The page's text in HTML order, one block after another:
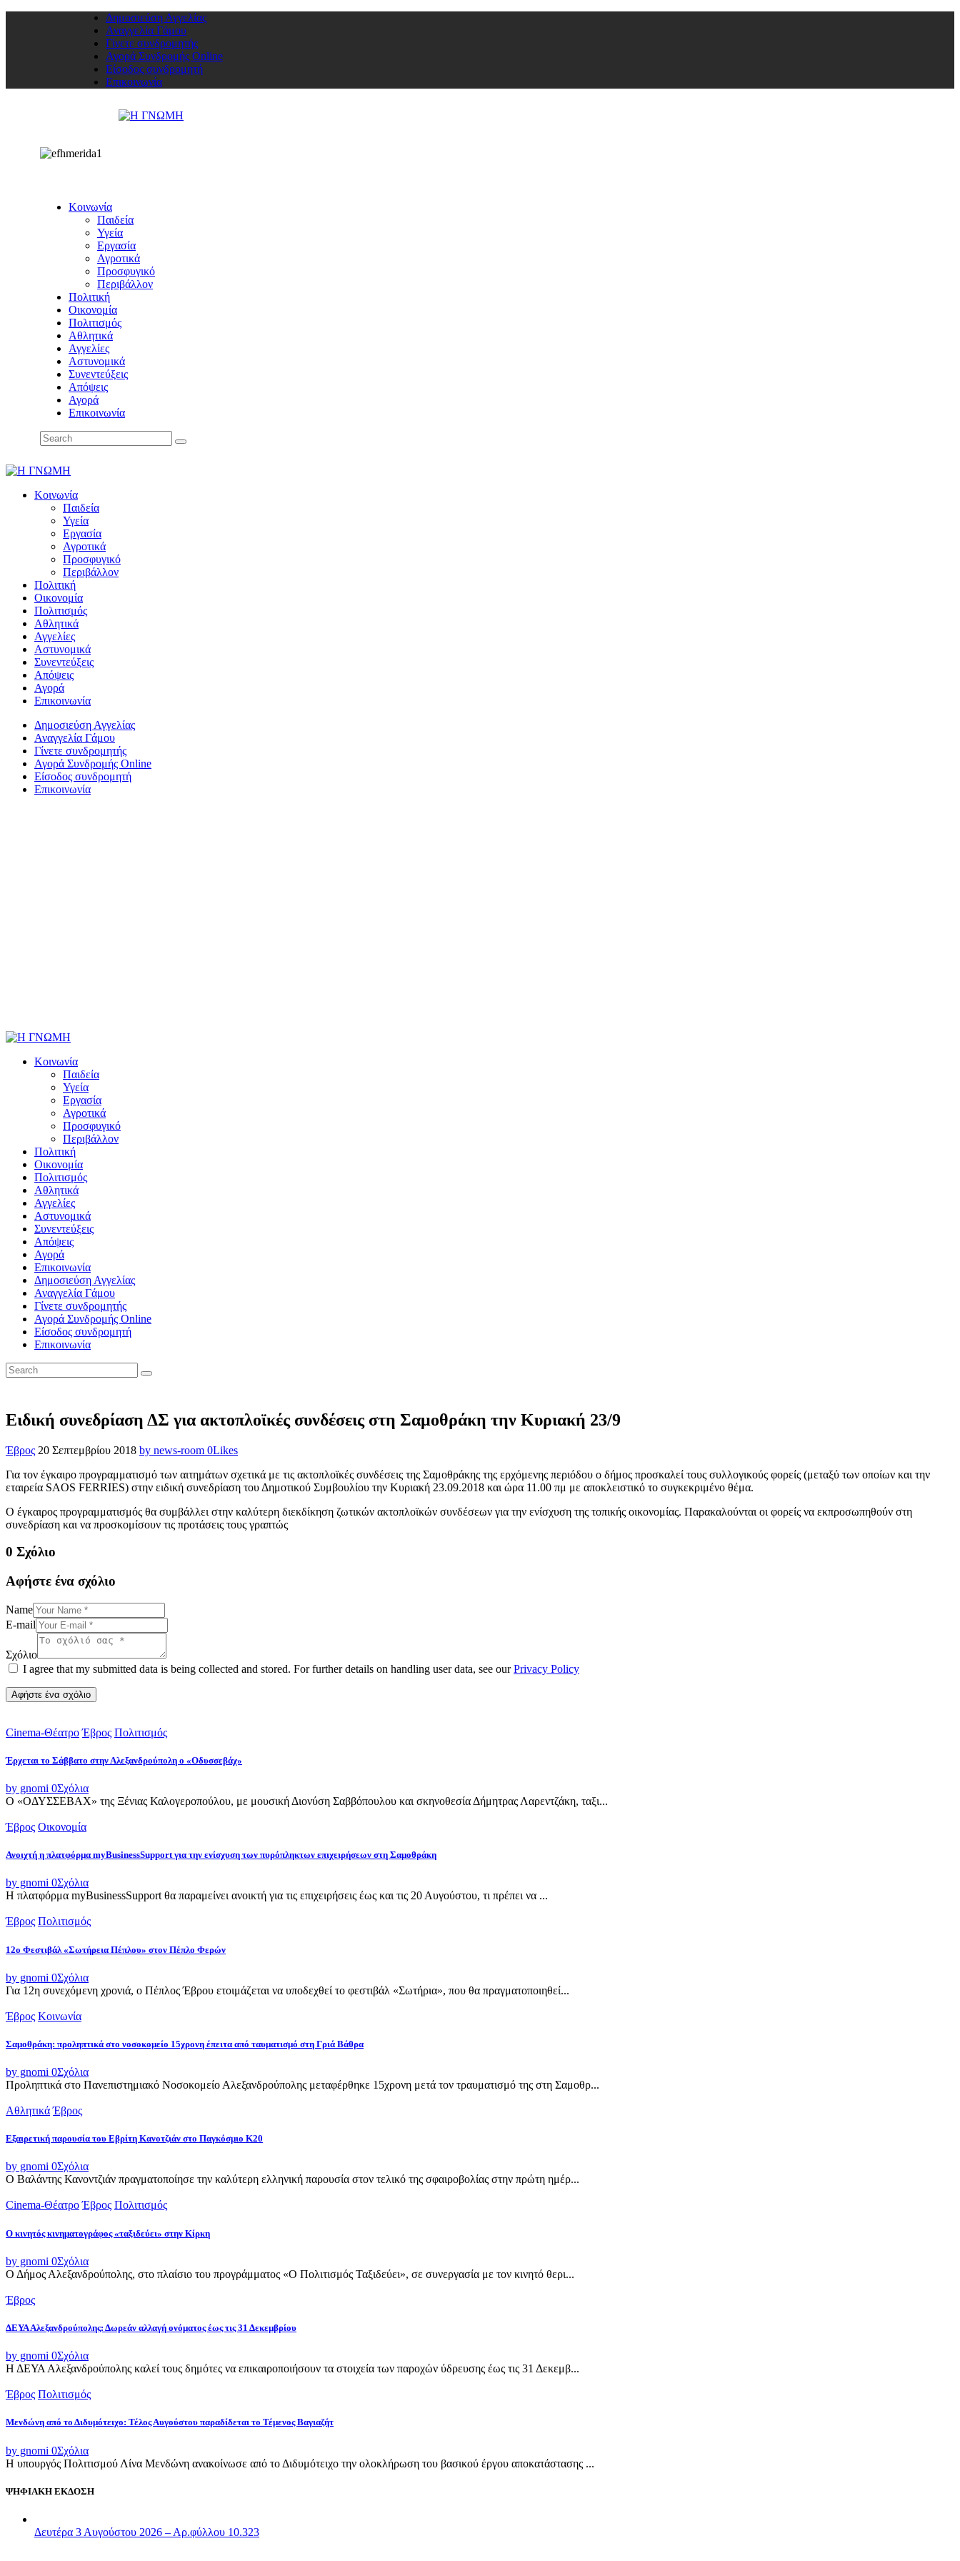
Δημοσιεύση Αγγελίας
Αναγγελία Γάμου
Γίνετε συνδρομητής
Αγορά Συνδρομής Online
Είσοδος συνδρομητή
Επικοινωνία
Κοινωνία
Παιδεία
Υγεία
Εργασία
Αγροτικά
Προσφυγικό
Περιβάλλον
Πολιτική
Οικονομία
Πολιτισμός
Αθλητικά
Αγγελίες
Αστυνομικά
Συνεντεύξεις
Απόψεις
Αγορά
Επικοινωνία
Κοινωνία
Παιδεία
Υγεία
Εργασία
Αγροτικά
Προσφυγικό
Περιβάλλον
Πολιτική
Οικονομία
Πολιτισμός
Αθλητικά
Αγγελίες
Αστυνομικά
Συνεντεύξεις
Απόψεις
Αγορά
Επικοινωνία
Δημοσιεύση Αγγελίας
Αναγγελία Γάμου
Γίνετε συνδρομητής
Αγορά Συνδρομής Online
Είσοδος συνδρομητή
Επικοινωνία
Κοινωνία
Παιδεία
Υγεία
Εργασία
Αγροτικά
Προσφυγικό
Περιβάλλον
Πολιτική
Οικονομία
Πολιτισμός
Αθλητικά
Αγγελίες
Αστυνομικά
Συνεντεύξεις
Απόψεις
Αγορά
Επικοινωνία
Δημοσιεύση Αγγελίας
Αναγγελία Γάμου
Γίνετε συνδρομητής
Αγορά Συνδρομής Online
Είσοδος συνδρομητή
Επικοινωνία
Ειδική συνεδρίαση ΔΣ για ακτοπλοϊκές συνδέσεις στη Σαμοθράκη την Κυριακή 23/9
Έβρος 20 Σεπτεμβρίου 2018 by news-room 0Likes
Για τον έγκαιρο προγραμματισμό των αιτημάτων σχετικά με τις ακτοπλοϊκές συνδέσεις της Σαμοθράκης της ερχόμενης περιόδου ο δήμος προσκαλεί τους συλλογικούς φορείς (μεταξύ των οποίων και την
εταιρεία SAOS FERRIES) στην ειδική συνεδρίαση του Δημοτικού Συμβουλίου την Κυριακή 23.09.2018 και ώρα 11.00 πμ με αποκλειστικό το συγκεκριμένο θέμα.
Ο έγκαιρος προγραμματισμός θα συμβάλλει στην καλύτερη διεκδίκηση ζωτικών ακτοπλοϊκών συνδέσεων για την ενίσχυση της τοπικής οικονομίας. Παρακαλούνται οι φορείς να εκπροσωπηθούν στη
συνεδρίαση και να προσκομίσουν τις προτάσεις τους γραπτώς
0 Σχόλιο
Αφήστε ένα σχόλιο
Name
E-mail
Σχόλιο
I agree that my submitted data is being collected and stored. For further details on handling user data, see ourPrivacy Policy
Cinema-Θέατρο Έβρος Πολιτισμός
Έρχεται το Σάββατο στην Αλεξανδρούπολη ο «Οδυσσεβάχ»
by gnomi 0Σχόλια
Ο «ΟΔΥΣΣΕΒΑΧ» της Ξένιας Καλογεροπούλου, με μουσική Διονύση Σαββόπουλου και σκηνοθεσία Δήμητρας Λαρεντζάκη, ταξι...
Έβρος Οικονομία
Ανοιχτή η πλατφόρμα myBusinessSupport για την ενίσχυση των πυρόπληκτων επιχειρήσεων στη Σαμοθράκη
by gnomi 0Σχόλια
Η πλατφόρμα myBusinessSupport θα παραμείνει ανοικτή για τις επιχειρήσεις έως και τις 20 Αυγούστου, τι πρέπει να ...
Έβρος Πολιτισμός
12ο Φεστιβάλ «Σωτήρεια Πέπλου» στον Πέπλο Φερών
by gnomi 0Σχόλια
Για 12η συνεχόμενη χρονιά, ο Πέπλος Έβρου ετοιμάζεται να υποδεχθεί το φεστιβάλ «Σωτήρια», που θα πραγματοποιηθεί...
Έβρος Κοινωνία
Σαμοθράκη: προληπτικά στο νοσοκομείο 15χρονη έπειτα από ταυματισμό στη Γριά Βάθρα
by gnomi 0Σχόλια
Προληπτικά στο Πανεπιστημιακό Νοσοκομείο Αλεξανδρούπολης μεταφέρθηκε 15χρονη μετά τον τραυματισμό της στη Σαμοθρ...
Αθλητικά Έβρος
Εξαιρετική παρουσία του Εβρίτη Κανοτζιάν στο Παγκόσμιο Κ20
by gnomi 0Σχόλια
Ο Βαλάντης Κανοντζιάν πραγματοποίησε την καλύτερη ελληνική παρουσία στον τελικό της σφαιροβολίας στην πρώτη ημέρ...
Cinema-Θέατρο Έβρος Πολιτισμός
Ο κινητός κινηματογράφος «ταξιδεύει» στην Κίρκη
by gnomi 0Σχόλια
Ο Δήμος Αλεξανδρούπολης, στο πλαίσιο του προγράμματος «Ο Πολιτισμός Ταξιδεύει», σε συνεργασία με τον κινητό θερι...
Έβρος
ΔΕΥΑ Αλεξανδρούπολης: Δωρεάν αλλαγή ονόματος έως τις 31 Δεκεμβρίου
by gnomi 0Σχόλια
Η ΔΕΥΑ Αλεξανδρούπολης καλεί τους δημότες να επικαιροποιήσουν τα στοιχεία των παροχών ύδρευσης έως τις 31 Δεκεμβ...
Έβρος Πολιτισμός
Μενδώνη από το Διδυμότειχο: Τέλος Αυγούστου παραδίδεται το Τέμενος Βαγιαζήτ
by gnomi 0Σχόλια
Η υπουργός Πολιτισμού Λίνα Μενδώνη ανακοίνωσε από το Διδυμότειχο την ολοκλήρωση του βασικού έργου αποκατάστασης ...
ΨΗΦΙΑΚΗ ΕΚΔΟΣΗ
Δευτέρα 3 Αυγούστου 2026 – Αρ.φύλλου 10.323